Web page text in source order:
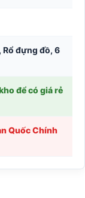
Rổ đựng đồ, 6
để có giá rẻ
Quốc Chính